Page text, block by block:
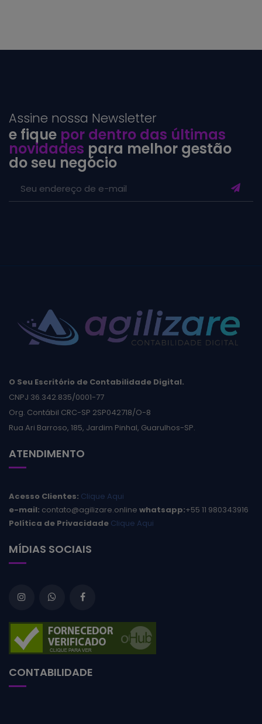
Assine nossa Newsletter
e fique por dentro das últimas
novidades para melhor gestão
do seu negócio
O Seu Escritório de Contabilidade Digital.
CNPJ 36.342.835/0001-77
Org. Contábil CRC-SP 2SP042718/O-8
Rua Ari Barroso, 185, Jardim Pinhal, Guarulhos-SP.
ATENDIMENTO
Acesso Clientes: Clique Aqui
e-mail: contato@agilizare.online whatsapp:+55 11 980343916
Política de Privacidade Clique Aqui
MÍDIAS SOCIAIS
CONTABILIDADE